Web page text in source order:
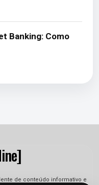
Banking: Como
de conteúdo informativo e